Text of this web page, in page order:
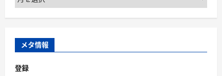
ー
カ
ブ
メタ情報
登録